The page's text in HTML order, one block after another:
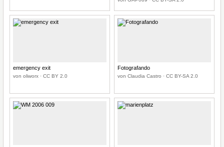
emergency exit
von oliworx · CC BY 2.0
Fotografando
von Claudia Castro · CC BY-SA 2.0